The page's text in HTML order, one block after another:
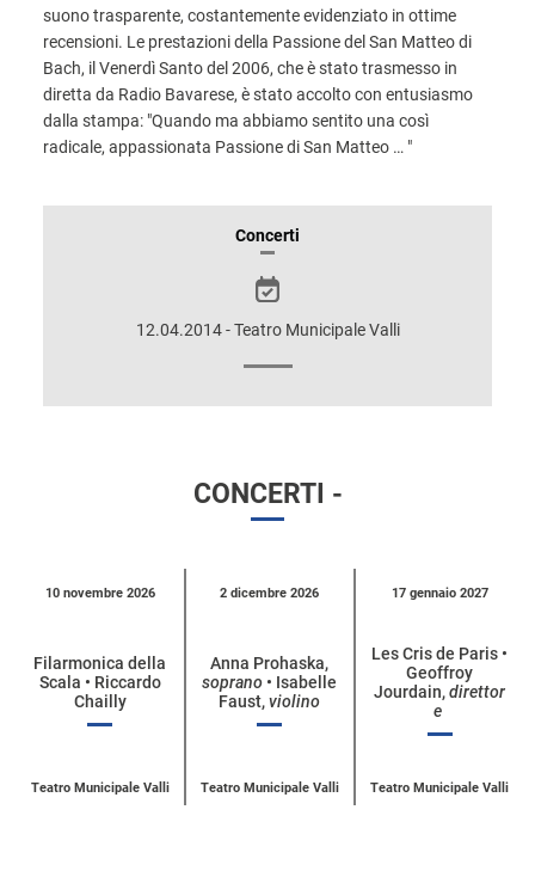
suono trasparente, costantemente evidenziato in ottime
recensioni. Le prestazioni della Passione del San Matteo di
Bach, il Venerdì Santo del 2006, che è stato trasmesso in
diretta da Radio Bavarese, è stato accolto con entusiasmo
dalla stampa: "Quando ma abbiamo sentito una così
radicale, appassionata Passione di San Matteo … "
INFORMAZIONIConcerti
12.04.2014 - Teatro Municipale Valli
CONCERTI -
categoria
10 novembre 2026
Filarmonica della
Scala • Riccardo
Chailly
Teatro Municipale Valli
2 dicembre 2026
Anna Prohaska,
soprano • Isabelle
Faust,violino
Teatro Municipale Valli
17 gennaio 2027
Les Cris de Paris •
Geoffroy
Jourdain,direttor
e
Teatro Municipale Valli